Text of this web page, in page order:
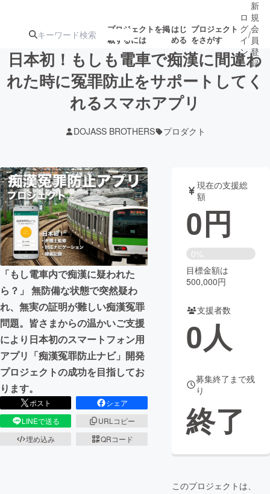
プロジェクトを掲
載するには
はじ
める
プロジェクト
をさがす
注目のリ 注目の新着プロ募集終了が近いプ
テクノロジー・ガジェット
映像・映画 書籍・雑誌
ビジネス・起業 チャレンジ
まちづくり・地域活性化
CAMPFIRE for Social Good
CAMPFIRE Creation
CAMPFIREふるさと納税machi-ya コミュニティ
ロ
グ
イ
ン
/
新
規
会
員
登
録
日本初！もしも電車で痴漢に間違わ
れた時に冤罪防止をサポートしてく
れるスマホアプリ
DOJASS BROTHERS プロダクト
「もし電車内で痴漢に疑われた
ら？」 無防備な状態で突然疑わ
れ、無実の証明が難しい痴漢冤罪
問題。皆さまからの温かいご支援
により日本初のスマートフォン用
アプリ「痴漢冤罪防止ナビ」開発
プロジェクトの成功を目指してお
ります。
ポスト
シェア
LINEで送る
URLコピー
埋め込み
QRコード
現在の支援総
額
0円
0%
目標金額は
500,000円
支援者数
0人
募集終了まで残
り
終了
このプロジェクトは、